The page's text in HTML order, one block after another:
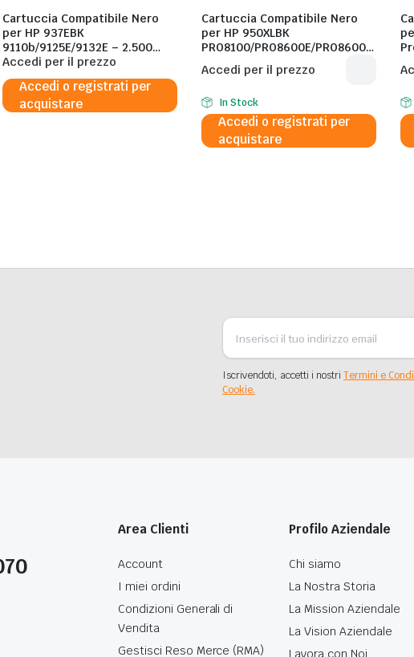
Cartuccia Compatibile Nero
per HP 937EBK
9110b/9125E/9132E – 2.500
Pagine al 5%
Accedi per il prezzo
Accedi o registrati per
acquistare
Cartuccia Compatibile Nero
per HP 950XLBK
PRO8100/PRO8600E/PRO8600P
LUS – 50ML
Accedi per il prezzo
In Stock
Accedi o registrati per
acquistare
Iscrivendoti, accetti i nostriTermini e
Cookie.
Area Clienti
Account
I miei ordini
Condizioni Generali di
Vendita
Gestisci Reso Merce (RMA)
Profilo Aziendale
Chi siamo
La Nostra Storia
La Mission Aziendale
La Vision Aziendale
Lavora con Noi